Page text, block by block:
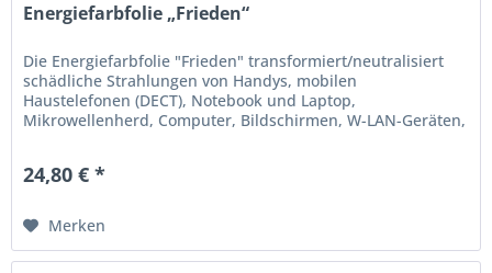
Energiefarbfolie „Frieden“
Die Energiefarbfolie "Frieden" transformiert/neutralisiert
schädliche Strahlungen von Handys, mobilen
Haustelefonen (DECT), Notebook und Laptop,
Mikrowellenherd, Computer, Bildschirmen, W-LAN-Geräten,
24,80 € *
Merken